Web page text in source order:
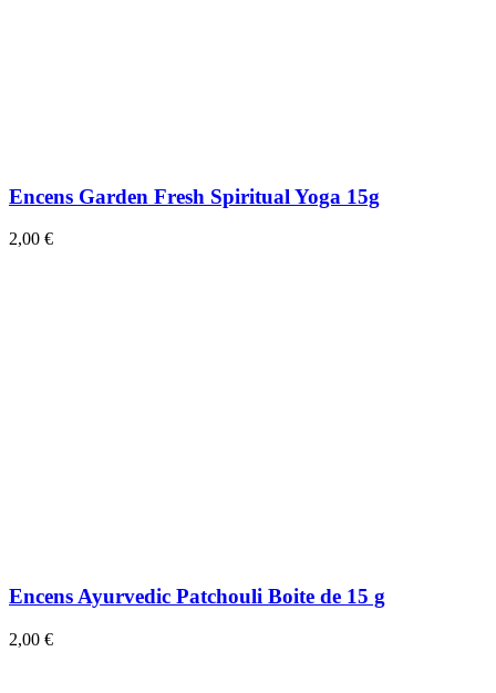
Encens Garden Fresh Spiritual Yoga 15g
2,00 €
Encens Ayurvedic Patchouli Boite de 15 g
2,00 €